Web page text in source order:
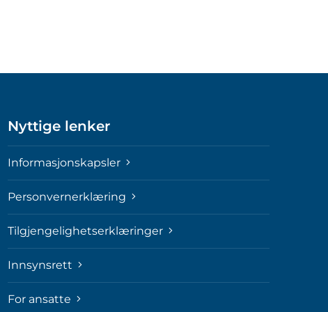
Nyttige lenker
Informasjonskapsler
Personvernerklæring
Tilgjengelighetserklæringer
Innsynsrett
For ansatte